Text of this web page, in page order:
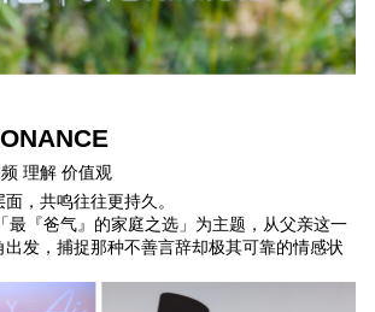
理解 价值观
，共鸣往往更持久。
最『爸气』的家庭之选」为主题，从父亲这一
发，捕捉那种不善言辞却极其可靠的情感状